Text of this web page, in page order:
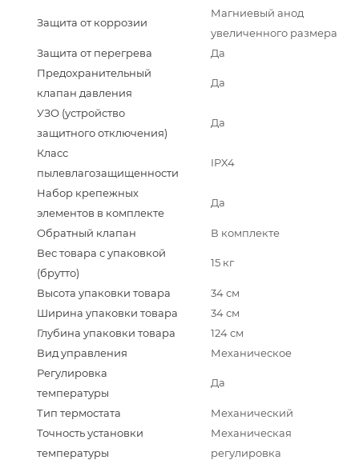
Защита от коррозии
Магниевый анод
увеличенного размера
Защита от перегрева
Да
Предохранительный
клапан давления
Да
УЗО (устройство
защитного отключения)
Да
Класс
пылевлагозащищенности
IPX4
Набор крепежных
элементов в комплекте
Да
Обратный клапан
В комплекте
Вес товара с упаковкой
(брутто)
15 кг
Высота упаковки товара
34 см
Ширина упаковки товара
34 см
Глубина упаковки товара
124 см
Вид управления
Механическое
Регулировка
температуры
Да
Тип термостата
Механический
Точность установки
температуры
Механическая
регулировка